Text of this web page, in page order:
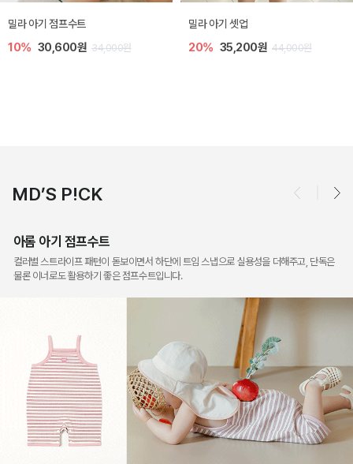
토닉 아기 민소매 티셔츠
20% 11,200원 14,000원
베티 니트 아기 민소매 티셔츠
10% 24,300원 27,000원
MD’S P!CK
아롬 아기 점프수트
컬러별 스트라이프 패턴이 돋보이면서 하단에 트임 스냅으로 실용성을 더해주고, 단독은
물론 이너로도 활용하기 좋은 점프수트입니다.